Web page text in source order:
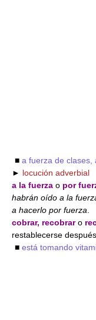
■ a fuerza de clases,
► locución adverbial
a la fuerza o por
habrán oído a la
a hacerlo por fuerza
cobrar, recobraro
restablecerse
■ está tomando